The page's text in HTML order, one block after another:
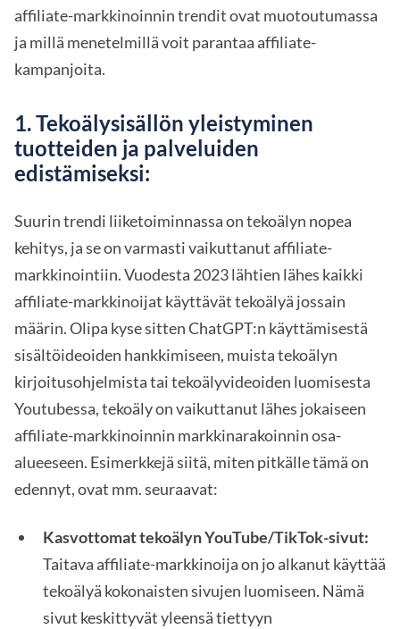
affiliate-markkinoinnin trendit ovat muotoutumassa
ja millä menetelmillä voit parantaa affiliate-
kampanjoita.
1. Tekoälysisällön yleistyminen
tuotteiden ja palveluiden
edistämiseksi:
Suurin trendi liiketoiminnassa on tekoälyn nopea
kehitys, ja se on varmasti vaikuttanut affiliate-
markkinointiin. Vuodesta 2023 lähtien lähes kaikki
affiliate-markkinoijat käyttävät tekoälyä jossain
määrin. Olipa kyse sitten ChatGPT:n käyttämisestä
sisältöideoiden hankkimiseen, muista tekoälyn
kirjoitusohjelmista tai tekoälyvideoiden luomisesta
Youtubessa, tekoäly on vaikuttanut lähes jokaiseen
affiliate-markkinoinnin markkinarakoinnin osa-
alueeseen. Esimerkkejä siitä, miten pitkälle tämä on
edennyt, ovat mm. seuraavat:
Kasvottomat tekoälyn YouTube/TikTok-sivut:
Taitava affiliate-markkinoija on jo alkanut käyttää
tekoälyä kokonaisten sivujen luomiseen. Nämä
sivut keskittyvät yleensä tiettyyn